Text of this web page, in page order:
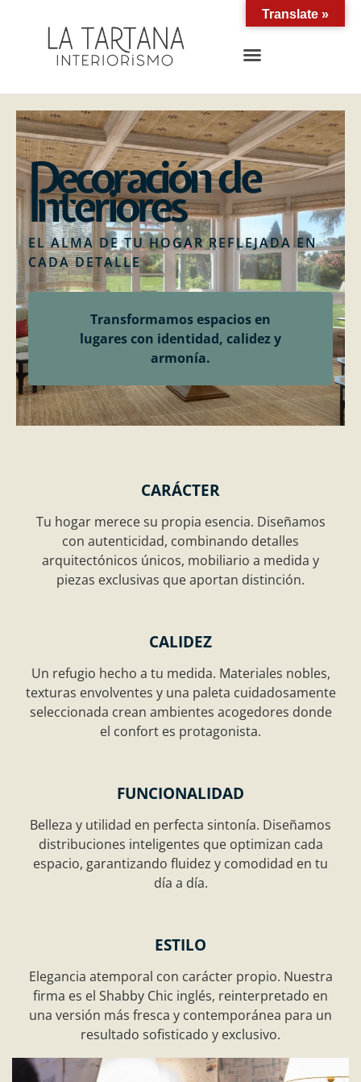
proyectos interiorismo marbella
Decoración de
Interiores
EL ALMA DE TU HOGAR REFLEJADA EN
CADA DETALLE
Transformamos espacios en
lugares con identidad, calidez y
armonía.
CARÁCTER
Tu hogar merece su propia esencia. Diseñamos
con autenticidad, combinando detalles
arquitectónicos únicos, mobiliario a medida y
piezas exclusivas que aportan distinción.
CALIDEZ
Un refugio hecho a tu medida. Materiales nobles,
texturas envolventes y una paleta cuidadosamente
seleccionada crean ambientes acogedores donde
el confort es protagonista.
FUNCIONALIDAD
Belleza y utilidad en perfecta sintonía. Diseñamos
distribuciones inteligentes que optimizan cada
espacio, garantizando fluidez y comodidad en tu
día a día.
ESTILO
Elegancia atemporal con carácter propio. Nuestra
firma es el Shabby Chic inglés, reinterpretado en
una versión más fresca y contemporánea para un
resultado sofisticado y exclusivo.
Translate »